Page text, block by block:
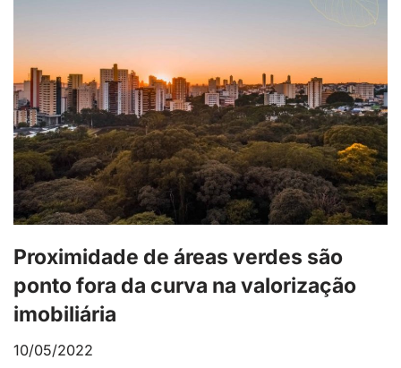
Proximidade de áreas verdes são
ponto fora da curva na valorização
imobiliária
10/05/2022